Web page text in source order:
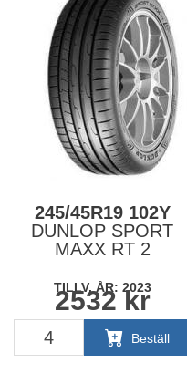
245/45R19 102Y
DUNLOP SPORT
MAXX RT 2
TILLV. ÅR: 2023
2532kr
Beställ